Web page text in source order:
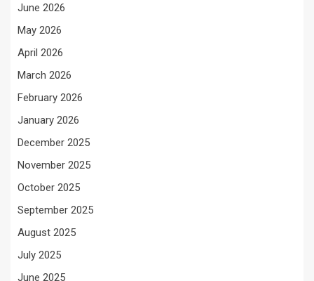
June 2026
May 2026
April 2026
March 2026
February 2026
January 2026
December 2025
November 2025
October 2025
September 2025
August 2025
July 2025
June 2025